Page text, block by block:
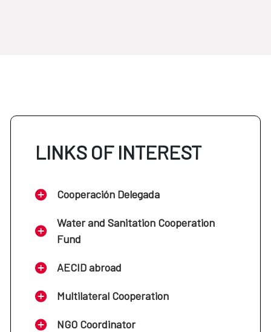
LINKS OF INTEREST
Cooperación Delegada
Water and Sanitation Cooperation
Fund
AECID abroad
Multilateral Cooperation
NGO Coordinator